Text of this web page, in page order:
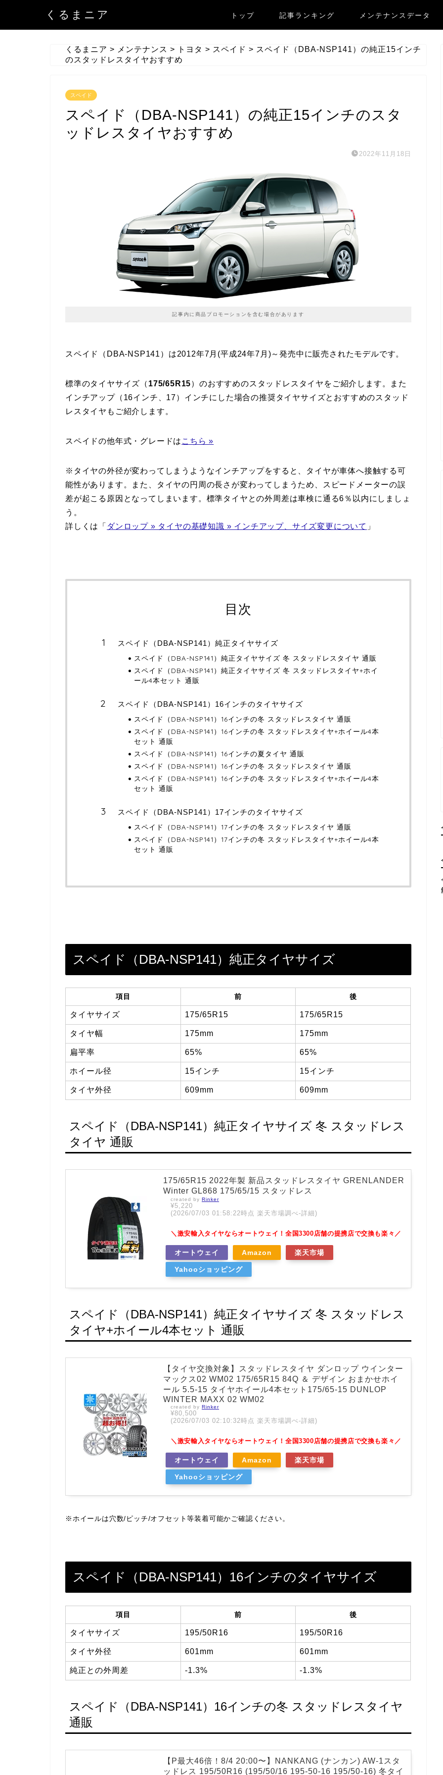
くるまニア トップ 記事ランキング メンテナンスデータ
くるまニア > メンテナンス > トヨタ > スペイド > スペイド（DBA-NSP141）の純正15インチ
のスタッドレスタイヤおすすめ
スペイド
スペイド（DBA-NSP141）の純正15インチのスタ
ッドレスタイヤおすすめ
2022年11月18日
記事内に商品プロモーションを含む場合があります
スペイド（DBA-NSP141）は2012年7月(平成24年7月)～発売中に販売されたモデルです。
標準のタイヤサイズ（ 175/65R15）のおすすめのスタッドレスタイヤをご紹介します。また
インチアップ（16インチ、17）インチにした場合の推奨タイヤサイズとおすすめのスタッド
レスタイヤもご紹介します。
スペイドの他年式・グレードは こちら »
※タイヤの外径が変わってしまうようなインチアップをすると、タイヤが車体へ接触する可
能性があります。また、タイヤの円周の長さが変わってしまうため、スピードメーターの誤
差が起こる原因となってしまいます。標準タイヤとの外周差は車検に通る6％以内にしましょ
う。
詳しくは「 ダンロップ » タイヤの基礎知識 » インチアップ、サイズ変更について 」
目次
スペイド（DBA-NSP141）純正タイヤサイズ
スペイド（DBA-NSP141）純正タイヤサイズ 冬 スタッドレスタイヤ 通販
スペイド（DBA-NSP141）純正タイヤサイズ 冬 スタッドレスタイヤ+ホイ
ール4本セット 通販
スペイド（DBA-NSP141）16インチのタイヤサイズ
スペイド（DBA-NSP141）16インチの冬 スタッドレスタイヤ 通販
スペイド（DBA-NSP141）16インチの冬 スタッドレスタイヤ+ホイール4本
セット 通販
スペイド（DBA-NSP141）16インチの夏タイヤ 通販
スペイド（DBA-NSP141）16インチの冬 スタッドレスタイヤ 通販
スペイド（DBA-NSP141）16インチの冬 スタッドレスタイヤ+ホイール4本
セット 通販
スペイド（DBA-NSP141）17インチのタイヤサイズ
スペイド（DBA-NSP141）17インチの冬 スタッドレスタイヤ 通販
スペイド（DBA-NSP141）17インチの冬 スタッドレスタイヤ+ホイール4本
セット 通販
スペイド（DBA-NSP141）純正タイヤサイズ
項目 前 後
タイヤサイズ 175/65R15 175/65R15
タイヤ幅 175mm 175mm
扁平率 65% 65%
ホイール径 15インチ 15インチ
タイヤ外径 609mm 609mm
スペイド（DBA-NSP141）純正タイヤサイズ 冬 スタッドレス
タイヤ 通販
175/65R15 2022年製 新品スタッドレスタイヤ GRENLANDER
Winter GL868 175/65/15 スタッドレス
created by Rinker
¥5,220
(2026/07/03 01:58:22時点 楽天市場調べ-詳細)
＼激安輸入タイヤならオートウェイ！全国3300店舗の提携店で交換も楽々／
オートウェイ Amazon 楽天市場
Yahooショッピング
スペイド（DBA-NSP141）純正タイヤサイズ 冬 スタッドレス
タイヤ+ホイール4本セット 通販
【タイヤ交換対象】スタッドレスタイヤ ダンロップ ウインター
マックス02 WM02 175/65R15 84Q ＆ デザイン おまかせホイ
ール 5.5-15 タイヤホイール4本セット175/65-15 DUNLOP
WINTER MAXX 02 WM02
created by Rinker
¥80,500
(2026/07/03 02:10:32時点 楽天市場調べ-詳細)
＼激安輸入タイヤならオートウェイ！全国3300店舗の提携店で交換も楽々／
オートウェイ Amazon 楽天市場
Yahooショッピング
※ホイールは穴数/ピッチ/オフセット等装着可能かご確認ください。
スペイド（DBA-NSP141）16インチのタイヤサイズ
項目 前 後
タイヤサイズ 195/50R16 195/50R16
タイヤ外径 601mm 601mm
純正との外周差 -1.3% -1.3%
スペイド（DBA-NSP141）16インチの冬 スタッドレスタイヤ
通販
【P最大46倍！8/4 20:00〜】NANKANG (ナンカン) AW-1スタ
ッドレス 195/50R16 (195/50/16 195-50-16 195/50-16) 冬タイ